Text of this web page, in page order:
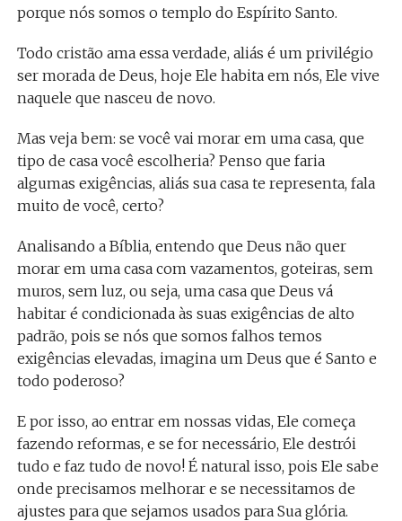
porque nós somos o templo do Espírito Santo.
Todo cristão ama essa verdade, aliás é um privilégio
ser morada de Deus, hoje Ele habita em nós, Ele vive
naquele que nasceu de novo.
Mas veja bem: se você vai morar em uma casa, que
tipo de casa você escolheria? Penso que faria
algumas exigências, aliás sua casa te representa, fala
muito de você, certo?
Analisando a Bíblia, entendo que Deus não quer
morar em uma casa com vazamentos, goteiras, sem
muros, sem luz, ou seja, uma casa que Deus vá
habitar é condicionada às suas exigências de alto
padrão, pois se nós que somos falhos temos
exigências elevadas, imagina um Deus que é Santo e
todo poderoso?
E por isso, ao entrar em nossas vidas, Ele começa
fazendo reformas, e se for necessário, Ele destrói
tudo e faz tudo de novo! É natural isso, pois Ele sabe
onde precisamos melhorar e se necessitamos de
ajustes para que sejamos usados para Sua glória.